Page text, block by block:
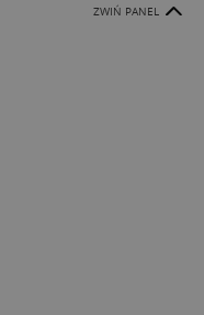
ZWIŃ PANEL